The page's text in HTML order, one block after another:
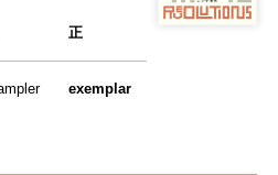
正
exemplar